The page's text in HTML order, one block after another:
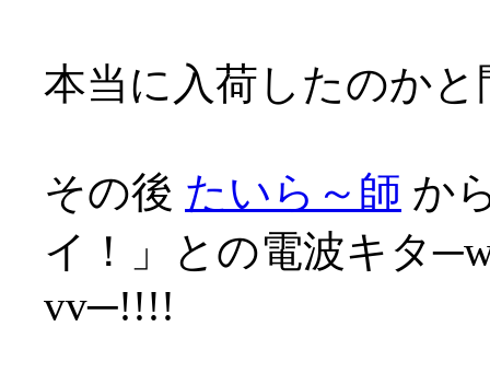
本当に入荷したのか
その後 たいら～師 か
イ！」との電波キタ
vv─!!!!